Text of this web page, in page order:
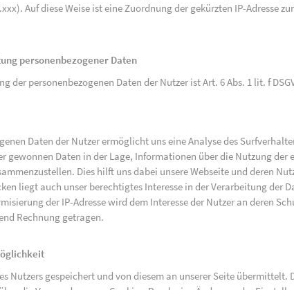
Auf diese Weise ist eine Zuordnung der gekürzten IP-Adresse
personenbezogener Daten
der personenbezogenen Daten der Nutzer ist Art. 6 Abs. 1 lit. f
Daten der Nutzer ermöglicht uns eine Analyse des
gewonnen Daten in der Lage, Informationen über die Nutzung der
Dies hilft uns dabei unsere Webseite und deren
liegt auch unser berechtigtes Interesse in der Verarbeitung der
der IP-Adresse wird dem Interesse der Nutzer an deren
Rechnung getragen.
Nutzers gespeichert und von diesem an unserer Seite übermittelt.